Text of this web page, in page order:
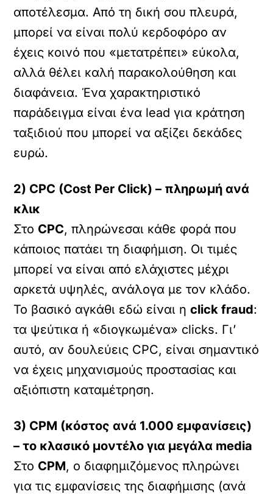
αποτέλεσμα. Από τη δική σου πλευρά,
μπορεί να είναι πολύ κερδοφόρο αν
έχεις κοινό που «μετατρέπει» εύκολα,
αλλά θέλει καλή παρακολούθηση και
διαφάνεια. Ένα χαρακτηριστικό
παράδειγμα είναι ένα lead για κράτηση
ταξιδιού που μπορεί να αξίζει δεκάδες
ευρώ.
2) CPC (Cost Per Click) – πληρωμή ανά
κλικ
Στο CPC, πληρώνεσαι κάθε φορά που
κάποιος πατάει τη διαφήμιση. Οι τιμές
μπορεί να είναι από ελάχιστες μέχρι
αρκετά υψηλές, ανάλογα με τον κλάδο.
Το βασικό αγκάθι εδώ είναι ηclick fraud:
τα ψεύτικα ή «διογκωμένα» clicks. Γι’
αυτό, αν δουλεύεις CPC, είναι σημαντικό
να έχεις μηχανισμούς προστασίας και
αξιόπιστη καταμέτρηση.
3) CPM (κόστος ανά 1.000 εμφανίσεις)
– το κλασικό μοντέλο για μεγάλα media
Στο CPM, ο διαφημιζόμενος πληρώνει
για τις εμφανίσεις της διαφήμισης (ανά